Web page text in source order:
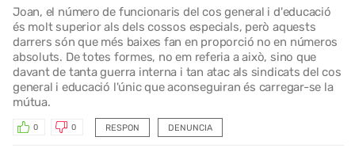
Joan, el número de funcionaris del cos general i d'educació
és molt superior als dels cossos especials, però aquests
darrers són que més baixes fan en proporció no en números
absoluts. De totes formes, no em referia a això, sino que
davant de tanta guerra interna i tan atac als sindicats del cos
general i educació l'únic que aconseguiran és carregar-se la
mútua.
RESPON
0 0 DENUNCIA